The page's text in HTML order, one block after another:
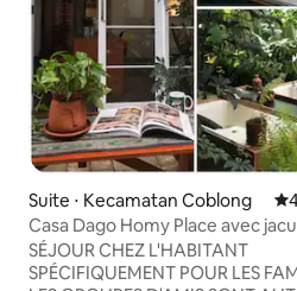
Suite ⋅ Kecamatan Coblong
Casa Dago Homy Place avec
emplacement stratégique @BDG
SÉJOUR CHEZ L'HABITANT
SPÉCIFIQUEMENT POUR LES